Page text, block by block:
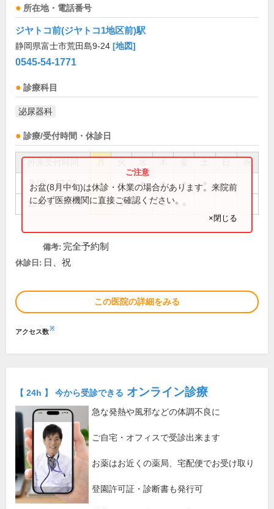
所在地・電話番号
ジヤトコ前(ジヤトコ1地区前)駅
静岡県富士市荒田島9-24 [地図]
0545-54-1771
診療科目
泌尿器科
診療/受付時間・休診日
祝
9:00～12:00 ● ● ● ● ●
15:00～17:30 ● ● ●
お盆(8月中旬)は休診・休業の場合があります。来院前
に必ず医療機関に直接ご確認ください。
×閉じる
備考: 完全予約制
休診日: 日、祝
この医院の詳細をみる
アクセス数※
【 24h 】 今から受診できる オンライン診療
急な発熱や風邪などの体調不良に
ご自宅・オフィスで受診出来ます
お薬はお近くの薬局、宅配便でお受け取り
登園許可証・診断書も発行可